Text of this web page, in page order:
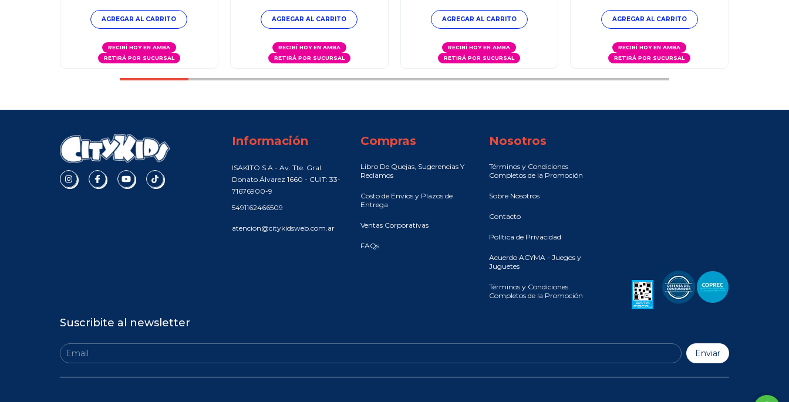
RECIBÍ HOY EN AMBA
RETIRÁ POR SUCURSAL
RECIBÍ HOY EN AMBA
RETIRÁ POR SUCURSAL
RECIBÍ HOY EN AMBA
RETIRÁ POR SUCURSAL
RECIBÍ HOY EN AMBA
RETIRÁ POR SUCURSAL
Información
ISAKITO S.A - Av. Tte. Gral.
Donato Álvarez 1660 - CUIT: 33-
71676900-9
5491162466509
atencion@citykidsweb.com.ar
Compras
Libro De Quejas, Sugerencias Y
Reclamos
Costo de Envíos y Plazos de
Entrega
Ventas Corporativas
FAQs
Nosotros
Términos y Condiciones
Completos de la Promoción
Sobre Nosotros
Contacto
Política de Privacidad
Acuerdo ACYMA - Juegos y
Juguetes
Términos y Condiciones
Completos de la Promoción
Suscribite al newsletter